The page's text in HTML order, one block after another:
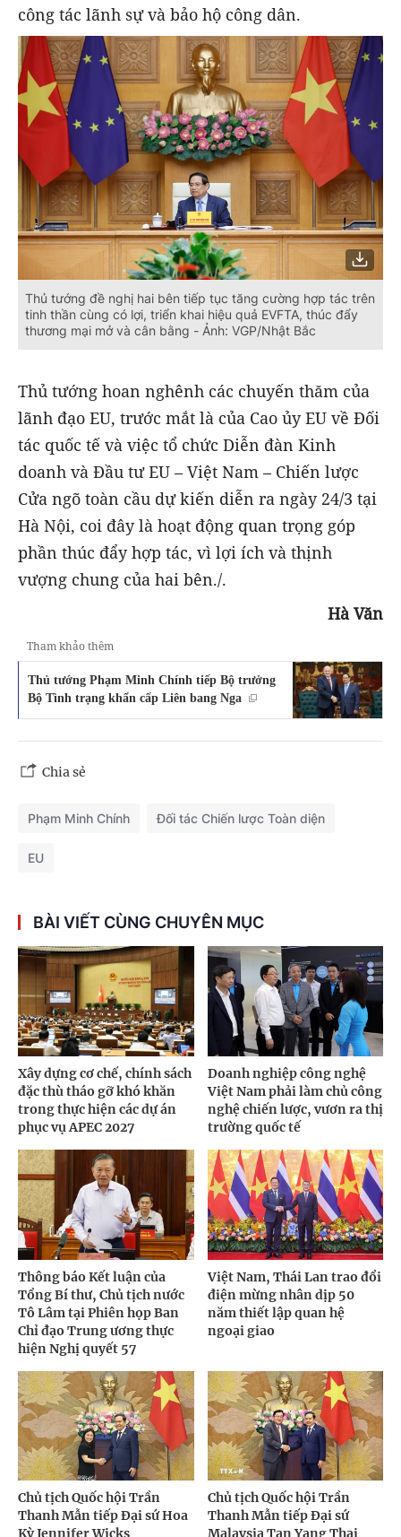
công tác lãnh sự và bảo hộ công dân.
Thủ tướng đề nghị hai bên tiếp tục tăng cường hợp tác trên
tinh thần cùng có lợi, triển khai hiệu quả EVFTA, thúc đẩy
thương mại mở và cân bằng - Ảnh: VGP/Nhật Bắc
Thủ tướng hoan nghênh các chuyến thăm của
lãnh đạo EU, trước mắt là của Cao ủy EU về Đối
tác quốc tế và việc tổ chức Diễn đàn Kinh
doanh và Đầu tư EU – Việt Nam – Chiến lược
Cửa ngõ toàn cầu dự kiến diễn ra ngày 24/3 tại
Hà Nội, coi đây là hoạt động quan trọng góp
phần thúc đẩy hợp tác, vì lợi ích và thịnh
vượng chung của hai bên./.
Hà Văn
Tham khảo thêm
Thủ tướng Phạm Minh Chính tiếp Bộ trưởng
Bộ Tình trạng khẩn cấp Liên bang Nga
Chia sẻ
Phạm Minh Chính Đối tác Chiến lược Toàn diện
EU
BÀI VIẾT CÙNG CHUYÊN MỤC
Xây dựng cơ chế, chính sách
đặc thù tháo gỡ khó khăn
trong thực hiện các dự án
phục vụ APEC 2027
Doanh nghiệp công nghệ
Việt Nam phải làm chủ công
nghệ chiến lược, vươn ra thị
trường quốc tế
Thông báo Kết luận của
Tổng Bí thư, Chủ tịch nước
Tô Lâm tại Phiên họp Ban
Chỉ đạo Trung ương thực
hiện Nghị quyết 57
Việt Nam, Thái Lan trao đổi
điện mừng nhân dịp 50
năm thiết lập quan hệ
ngoại giao
Chủ tịch Quốc hội Trần
Thanh Mẫn tiếp Đại sứ Hoa
Chủ tịch Quốc hội Trần
Thanh Mẫn tiếp Đại sứ